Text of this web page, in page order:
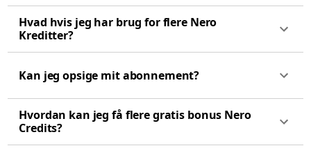
Hvad hvis jeg har brug for flere Nero
Kreditter?
Kan jeg opsige mit abonnement?
Hvordan kan jeg få flere gratis bonus Nero
Credits?